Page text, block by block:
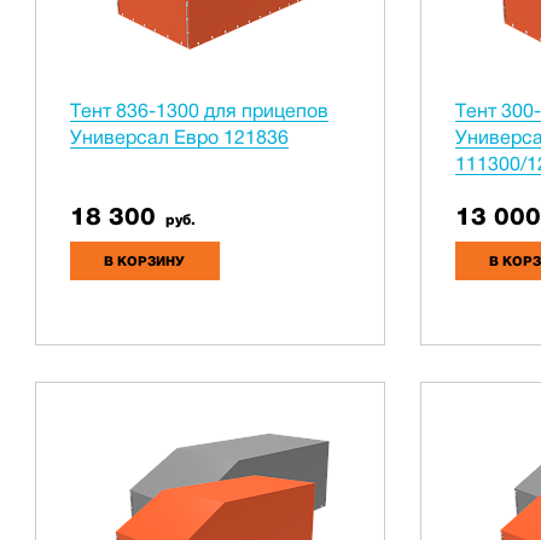
Тент 836-1300 для прицепов
Универсал Евро 121836
18 300 руб.
В КОРЗИНУ
Тент
111300/
13 000
В